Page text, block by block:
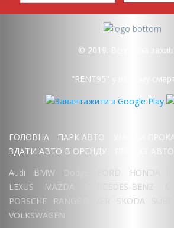
© 2019. Всі права
"RENT95" у вашому
ГОЛОВНА ПАРК АВТО
УМОВИ
ЗДАТИ АВТО В ОРЕНДУ
ПРОКАТ АВТО
Audi
BMW Dodge FORD HONDA
LEXUS
MAZDA MERCEDES-BENZ
PORSCHE
RANGE ROVER SKODA
VOLKSWAGEN